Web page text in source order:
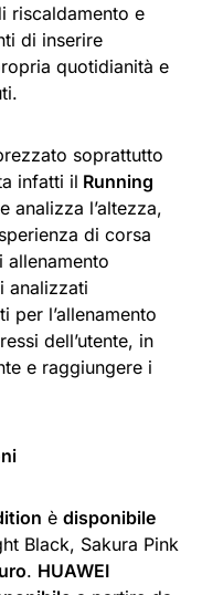
riscaldamento e
di inserire
quotidianità e
soprattutto
infatti il Running
analizza l’altezza,
di corsa
allenamento
analizzati
per l’allenamento
dell’utente, in
e raggiungere i
è disponibile
Black, Sakura Pink
. HUAWEI